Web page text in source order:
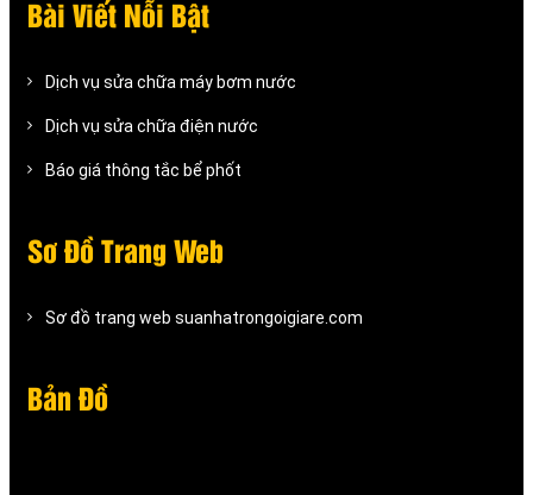
Bài Viết Nỗi Bật
Dịch vụ sửa chữa máy bơm nước
Dịch vụ sửa chữa điện nước
Báo giá thông tắc bể phốt
Sơ Đồ Trang Web
Sơ đồ trang web suanhatrongoigiare.com
Bản Đồ